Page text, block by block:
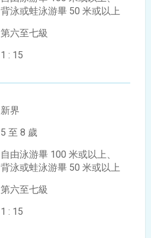
背泳或蛙泳游畢 50 米或以上
第六至七級
1 : 15
新界
5 至 8 歲
自由泳游畢 100 米或以上、
背泳或蛙泳游畢 50 米或以上
第六至七級
1 : 15